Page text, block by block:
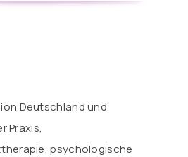
Deutschland und
Praxis,
psychologische